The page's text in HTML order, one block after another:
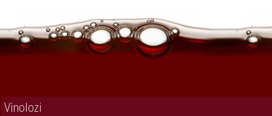
Vinolozi